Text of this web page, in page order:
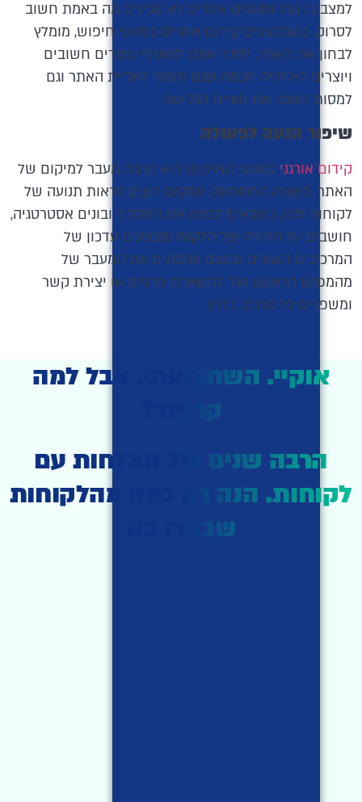
למצב בו גוגל ומנועים אחרים לא מבינים מה באמת חשוב
לסרוק. כשמבצעים קידום אתרים במנועי חיפוש, מומלץ
לבחון את האתר, לסדר אותו, להוסיף עמודים חשובים
ויוצרים היררכיה חכמה שגם תעזור לעליית האתר וגם
למסות לשפר את חוויית הגלישה.
שיפור הנעה לפעולה
קידום אורגני במנועי החיפוש הוא הרבה מעבר למיקום של
האתר. בשורה התחתונה, עסקים רוצים לראות תנועה של
לקוחות ולכן, כשבאים לבחון את התהליך ובונים אסטרטגיה,
חושבים על החוויה של הלקוח ומבצעים עדכון של
המרכיבים השונים ובעצם מתכננים את המעבר של
מהמפגש הראשון ועד להשארת פרטים או יצירת קשר
ומשפרים כל מרכיב בדרך.
אוקיי. השתכנעתי. אבל למה
קרויזר?
הרבה שנים של הצלחות עם
לקוחות. הנה רק כמה מהלקוחות
שבחרו בנו